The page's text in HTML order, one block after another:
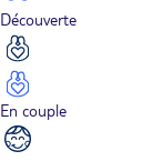
Découverte
En couple